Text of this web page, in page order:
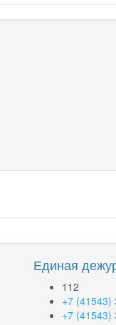
Единая
112
+7 (41543)
+7 (41543)